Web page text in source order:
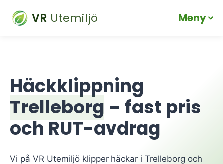
VR Utemiljö Meny
Häckklippning
Trelleborg – fast pris
och RUT-avdrag
Vi på VR Utemiljö klipper häckar i Trelleborg och